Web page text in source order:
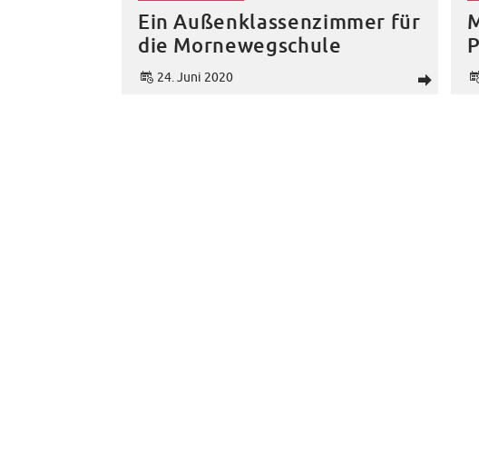
d
24. Juni 2020
Ein Außenklassenzimmer für
die Mornewegschule